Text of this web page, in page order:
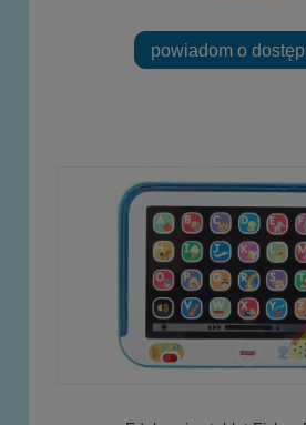
powiadom o